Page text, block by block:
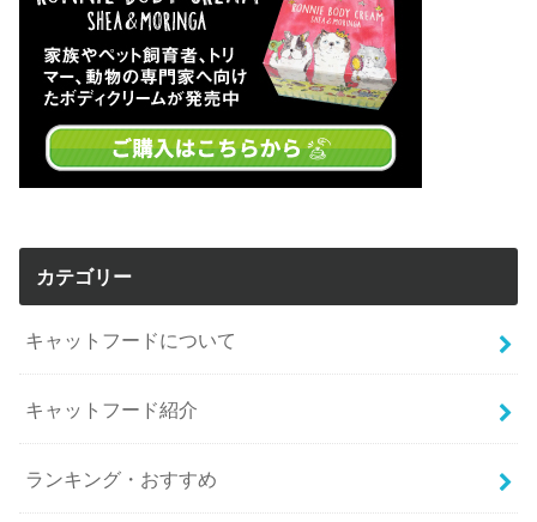
カテゴリー
キャットフードについて
キャットフード紹介
ランキング・おすすめ